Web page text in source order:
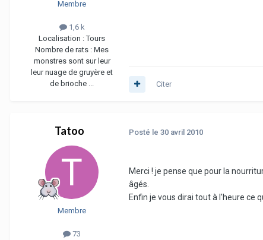
Membre
1,6 k
Localisation :Tours
Nombre de rats : Mes
monstres sont sur leur
leur nuage de gruyère et
de brioche ...
Citer
Tatoo
Membre
73
Posté le 30 avril 2010
Merci ! je pense que pour la
âgés.
Enfin je vous dirai tout à l'heure ce